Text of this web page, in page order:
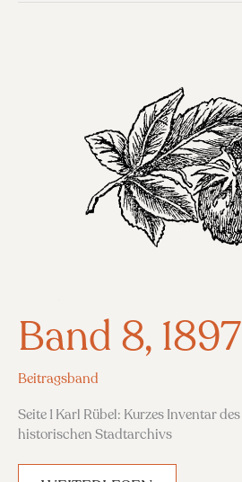
Band 8, 1897
Beitragsband
Seite 1 Karl Rübel: Kurzes Inventar
historischen Stadtarchivs